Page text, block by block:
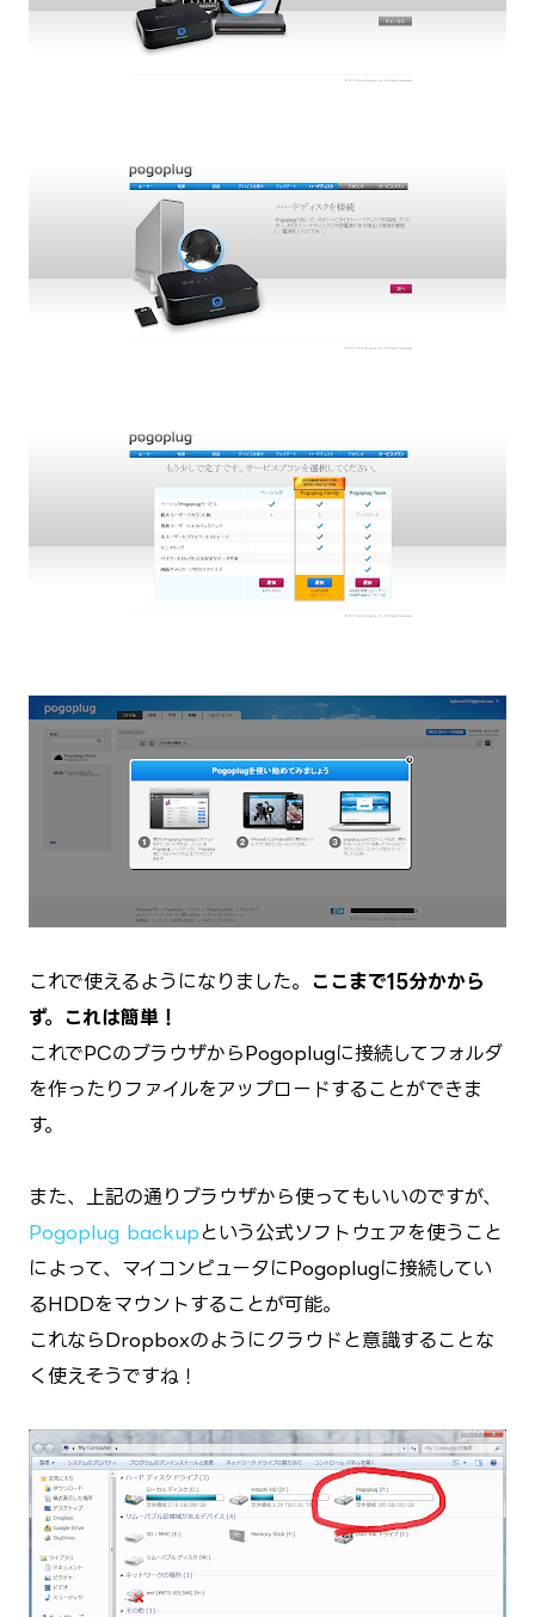
これで使えるようになりました。
ここまで15分かから
ず。これは簡単！
これでPCのブラウザからPogoplugに接続して フォルダ
を作ったりファイルをアップロードすることができま
す。
また、上記の通りブラウザから使ってもいいのですが、
Pogoplug backupという公式ソフトウェアを使うこと
によって、マイコンピュータにPogoplugに接続してい
るHDDをマウントすることが可能。
これならDropboxのようにクラウドと意識することな
く使えそうですね！